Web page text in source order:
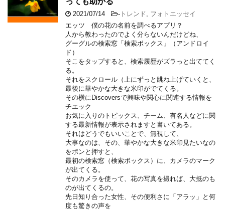
2021/07/14 - トレンド
フォトエッセイ
エッツ 僕の花の名前を調べるアプリ？
人から教わったのでよく分らないんだけどね、
グーグルの検索窓「検索ボックス」（アンドロイ
ド）
そこをタップすると、検索履歴がズラっと出ててく
る。
それをスクロール（上にずっと跳ね上げていくと、
最後に華やかな大きな米印がでてくる。
その横にDiscoversで興味や関心に関連する情報を
チエック
お気に入りのトピックス、チーム、有名人などに関
する最新情報が表示されますと書いてある。
それはどうでもいいことで、無視して、
大事なのは、その、華やかな大きな米印見たいなの
をポンと押すと、
最初の検索窓（検索ボックス）に、カメラのマーク
が出てくる。
そのカメラを使って、花の写真を撮れば、大抵のも
のが出てくるの。
先日知り合った女性、その便利さに「アラッ」と何
度も驚きの声を